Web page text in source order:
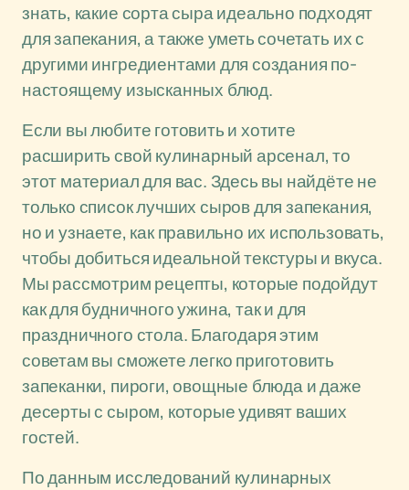
знать, какие сорта сыра идеально подходят
для запекания, а также уметь сочетать их с
другими ингредиентами для создания по-
настоящему изысканных блюд.
Если вы любите готовить и хотите
расширить свой кулинарный арсенал, то
этот материал для вас. Здесь вы найдёте не
только список лучших сыров для запекания,
но и узнаете, как правильно их использовать,
чтобы добиться идеальной текстуры и вкуса.
Мы рассмотрим рецепты, которые подойдут
как для будничного ужина, так и для
праздничного стола. Благодаря этим
советам вы сможете легко приготовить
запеканки, пироги, овощные блюда и даже
десерты с сыром, которые удивят ваших
гостей.
По данным исследований кулинарных